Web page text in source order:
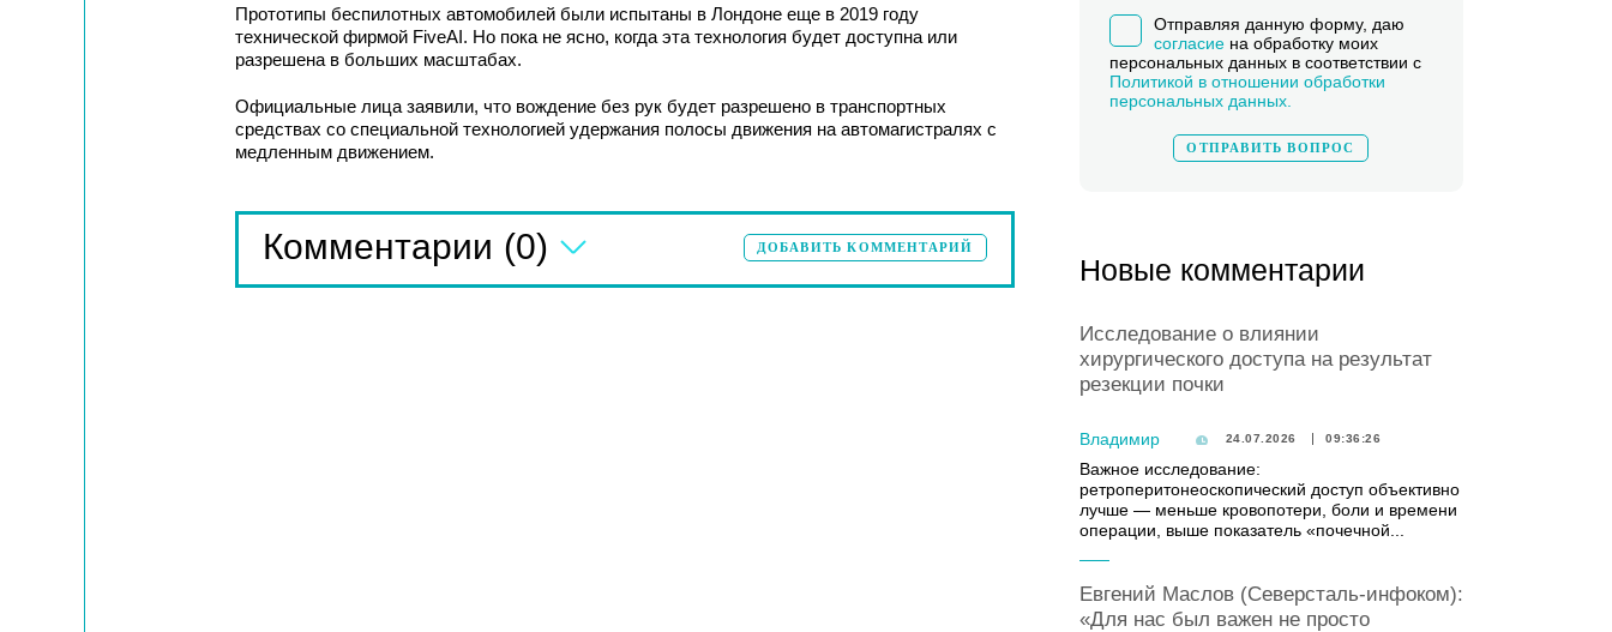
Прототипы беспилотных автомобилей были испытаны в Лондоне еще в 2019 году
технической фирмой FiveAI. Но пока не ясно, когда эта технология будет доступна или
разрешена в больших масштабах.
Официальные лица заявили, что вождение без рук будет разрешено в транспортных
средствах со специальной технологией удержания полосы движения на автомагистралях с
медленным движением.
Комментарии (0) ДОБАВИТЬ КОММЕНТАРИЙ
Отправляя данную форму, даю
согласиена обработку моих
персональных данных в соответствии с
Политикой в отношении обработки
персональных данных.
Новые комментарии
Исследование о влиянии
хирургического доступа на результат
резекции почки
Владимир 24.07.2026 09:36:26
Важное исследование:
ретроперитонеоскопический доступ объективно
лучше — меньше кровопотери, боли и времени
операции, выше показатель «почечной...
Евгений Маслов (Северсталь-инфоком):
«Для нас был важен не просто